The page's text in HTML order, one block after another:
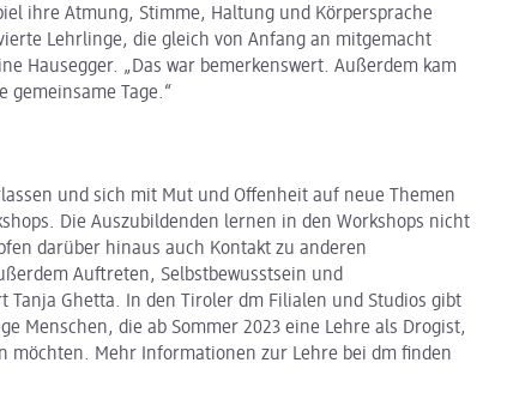
ihre Atmung, Stimme, Haltung und Körpersprache
Lehrlinge, die gleich von Anfang an mitgemacht
Hausegger. „Das war bemerkenswert. Außerdem kam
gemeinsame Tage.“
und sich mit Mut und Offenheit auf neue Themen
Die Auszubildenden lernen in den Workshops nicht
darüber hinaus auch Kontakt zu anderen
Auftreten, Selbstbewusstsein und
Tanja Ghetta. In den Tiroler dm Filialen und Studios gibt
Menschen, die ab Sommer 2023 eine Lehre als Drogist,
möchten. Mehr Informationen zur Lehre bei dm finden